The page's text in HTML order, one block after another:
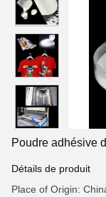
Poudre adhésive
Détails de produit
Place of Origin: